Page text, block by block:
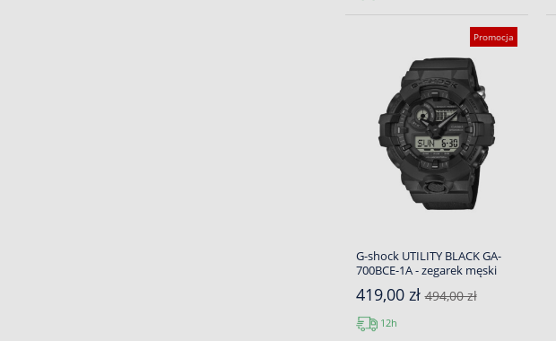
Promocja
G-shock UTILITY BLACK GA-
700BCE-1A - zegarek męski
419,00 zł494,00 zł
12h